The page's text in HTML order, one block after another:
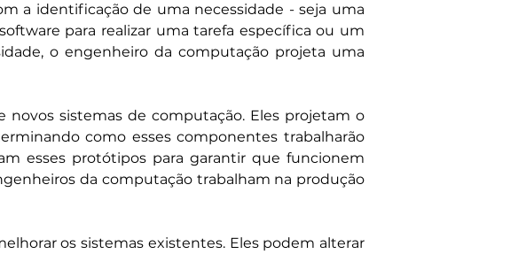
a identificação de uma necessidade - seja uma
para realizar uma tarefa específica ou um
o engenheiro da computação projeta uma
novos sistemas de computação. Eles projetam o
como esses componentes trabalharão
esses protótipos para garantir que funcionem
da computação trabalham na produção
os sistemas existentes. Eles podem alterar